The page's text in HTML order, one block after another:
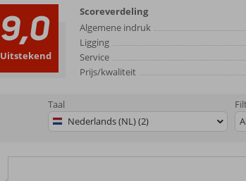
9,0
Uitstekend
Scoreverdeling
Algemene indruk
Ligging
Service
Prijs/kwaliteit
Taal
Nederlands (NL) (2)